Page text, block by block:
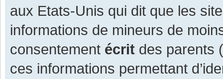
aux Etats-Unis qui dit que les
informations de mineurs de
consentement écrit des parents
ces informations permettant